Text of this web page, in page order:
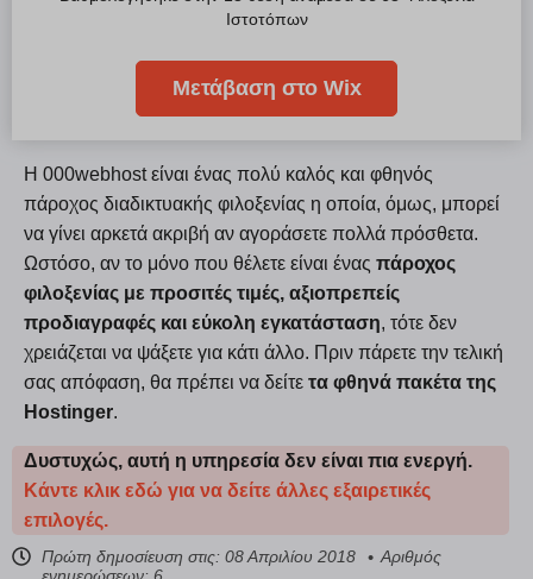
Η 000webhost είναι ένας πολύ καλός και φθηνός
πάροχος διαδικτυακής φιλοξενίας η οποία, όμως, μπορεί
να γίνει αρκετά ακριβή αν αγοράσετε πολλά πρόσθετα.
Ωστόσο, αν το μόνο που θέλετε είναι ένας πάροχος
φιλοξενίας με προσιτές τιμές, αξιοπρεπείς
προδιαγραφές και εύκολη εγκατάσταση, τότε δεν
χρειάζεται να ψάξετε για κάτι άλλο. Πριν πάρετε την τελική
σας απόφαση, θα πρέπει να δείτε τα φθηνά πακέτα της
Hostinger.
Δυστυχώς, αυτή η υπηρεσία δεν είναι πια ενεργή.
Κάντε κλικ εδώ για να δείτε άλλες εξαιρετικές
επιλογές.
Πρώτη δημοσίευση στις: 08 Απριλίου 2018
Αριθμός
Ιστοτόπων
Μετάβαση στο Wix